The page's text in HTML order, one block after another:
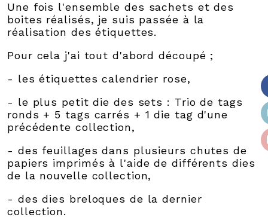
Une fois l'ensemble des sachets et des
boites réalisés, je suis passée à la
réalisation des étiquettes.
Pour cela j'ai tout d'abord découpé ;
- les étiquettes calendrier rose,
- le plus petit die des sets : Trio de tags
ronds + 5 tags carrés + 1 die tag d'une
précédente collection,
- des feuillages dans plusieurs chutes de
papiers imprimés à l'aide de différents dies
de la nouvelle collection,
- des dies breloques de la dernier
collection.